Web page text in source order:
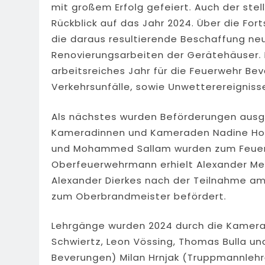
mit großem Erfolg gefeiert. Auch der
Rückblick auf das Jahr 2024. Über die
die daraus resultierende Beschaffung
Renovierungsarbeiten der Gerätehäuser.
arbeitsreiches Jahr für die Feuerwehr
Verkehrsunfälle, sowie
Als nächstes wurden Beförderungen
Kameradinnen und Kameraden Nadine
und Mohammed Sallam wurden zum
Oberfeuerwehrmann erhielt Alexander
Alexander Dierkes nach der Teilnahme
zum Oberbrandmeister befördert.
Lehrgänge wurden 2024 durch die
Schwiertz, Leon Vössing, Thomas Bulla
Beverungen) Milan Hrnjak